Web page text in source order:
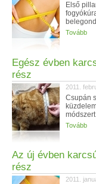
Első
Tovább
Egész évben
rész
2011.
Csupán
Tovább
Az új évben
rész
2011.